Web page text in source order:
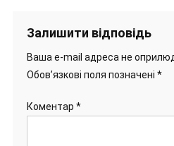
Залишити відповідь
Ваша e-mail адреса не
Обов’язкові поля позначені *
Коментар *